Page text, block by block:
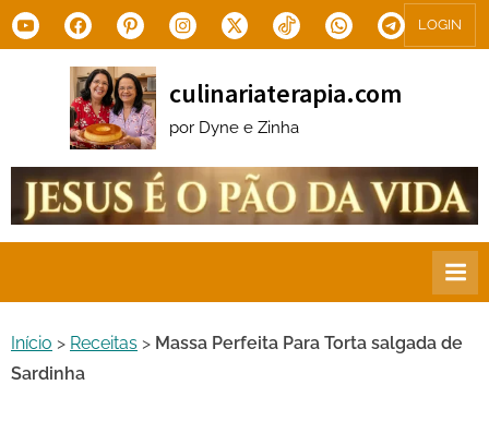
Skip
to
YoutubeFacebookPinterestInstagram
X.com Tiktok WhatsAppTelegram
LOGIN
culinariaterapia.com
por Dyne e Zinha
Início > Receitas > Massa Perfeita Para Torta salgada de
Sardinha